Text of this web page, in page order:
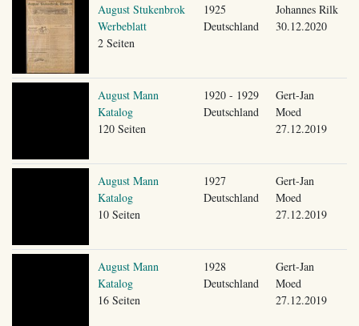
August Stukenbrok
Werbeblatt
2 Seiten
1925
Deutschland
Johannes Rilk
30.12.2020
August Mann
Katalog
120 Seiten
1920 - 1929
Deutschland
Gert-Jan
Moed
27.12.2019
August Mann
Katalog
10 Seiten
1927
Deutschland
Gert-Jan
Moed
27.12.2019
August Mann
Katalog
16 Seiten
1928
Deutschland
Gert-Jan
Moed
27.12.2019